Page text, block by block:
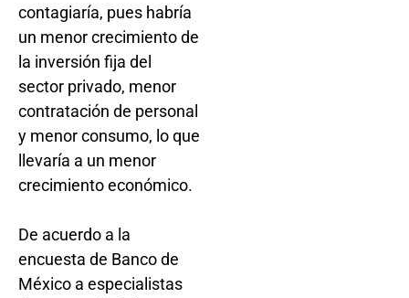
contagiaría, pues habría
un menor crecimiento de
la inversión fija del
sector privado, menor
contratación de personal
y menor consumo, lo que
llevaría a un menor
crecimiento económico.
De acuerdo a la
encuesta de Banco de
México a especialistas